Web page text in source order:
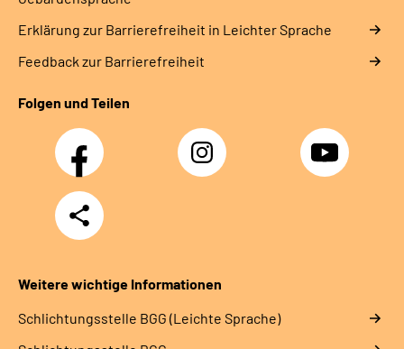
Erklärung zur Barrierefreiheit in Leichter Sprache
Feedback zur Barrierefreiheit
Folgen und Teilen
Facebook Instagram YouTube
Teilen
Weitere wichtige Informationen
Schlich­tungs­stel­le BGG (Leichte Sprache)